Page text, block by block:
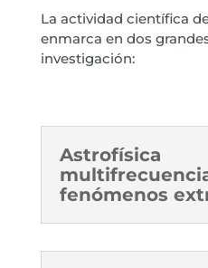
La actividad científica
enmarca en dos
investigación:
Astrofísica
fenómenos